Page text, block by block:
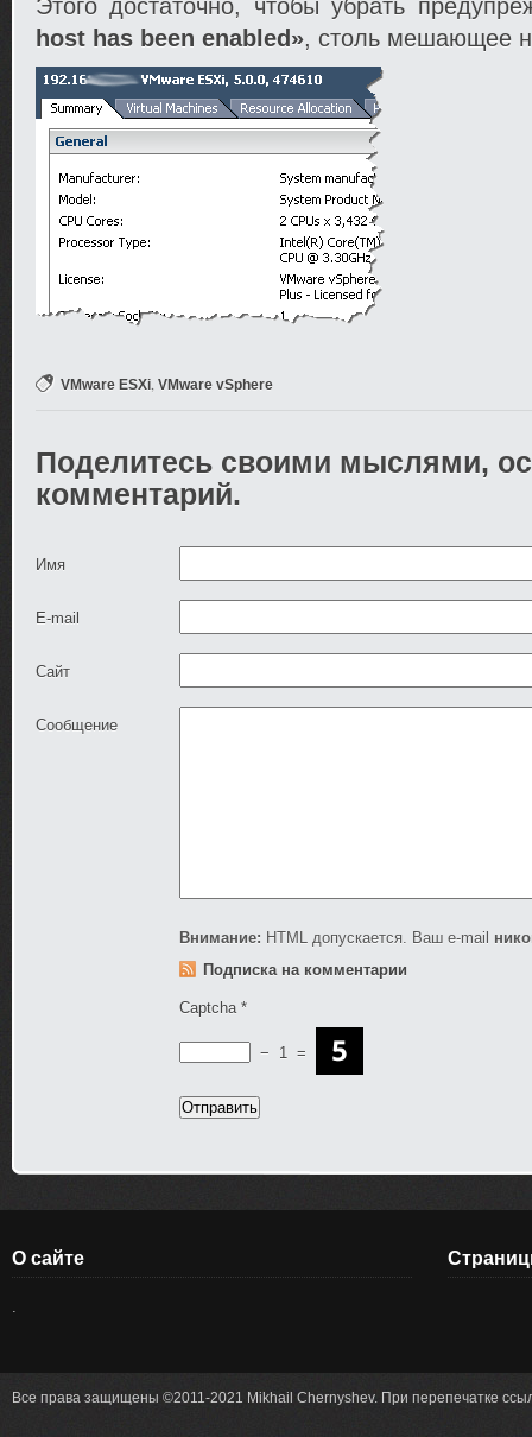
Этого достаточно, чтобы убрать
host has been enabled», столь мешающее
VMware ESXi VMware vSphere
Поделитесь своими мыслями,
комментарий.
Имя
E-mail
Сайт
Сообщение
Внимание: HTML допускается. Ваш e-mail
Подписка на комментарии
Captcha*
− 1 =
О сайте
.
Все права защищены ©2011-2021 Mikhail Chernyshev. При перепечатке